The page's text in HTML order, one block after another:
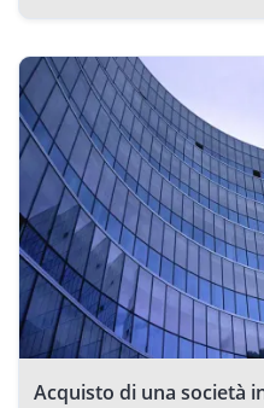
Acquisto di una società